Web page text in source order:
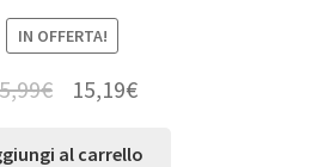
IN OFFERTA!
€ 15,19€
al carrello